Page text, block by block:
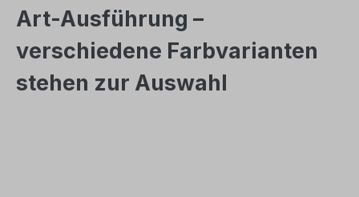
Art-Ausführung –
verschiedene Farbvarianten
stehen zur Auswahl